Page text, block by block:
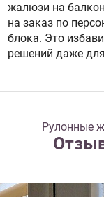
жалюзи на
на заказ по
блока. Это
решений даже
Рулонные